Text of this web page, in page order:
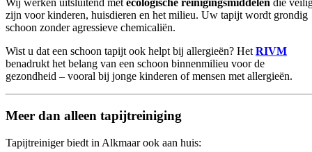
Wij werken uitsluitend met ecologische reinigingsmiddelen die
zijn voor kinderen, huisdieren en het milieu. Uw tapijt wordt grondig
schoon zonder agressieve chemicaliën.
Wist u dat een schoon tapijt ook helpt bij allergieën? Het RIVM
benadrukt het belang van een schoon binnenmilieu voor de
gezondheid – vooral bij jonge kinderen of mensen met allergieën.
Meer dan alleen tapijtreiniging
Tapijtreiniger biedt in Alkmaar ook aan huis: